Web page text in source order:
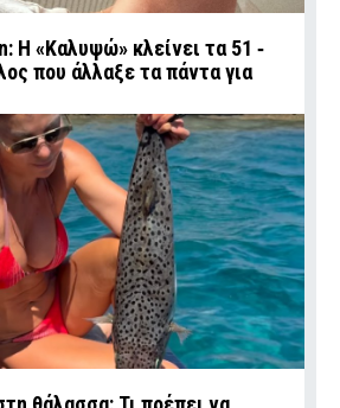
Η «Καλυψώ» κλείνει τα 51 ‑
που άλλαξε τα πάντα για